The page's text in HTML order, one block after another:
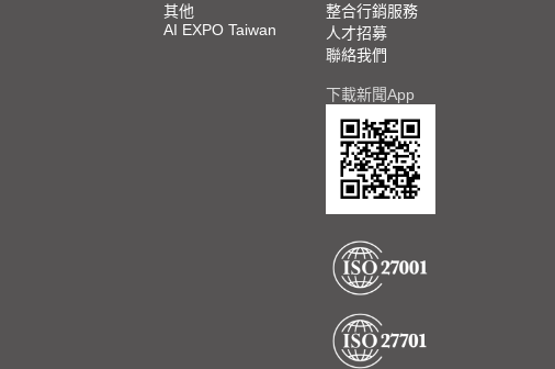
其他
AI EXPO Taiwan
整合行銷服務
人才招募
聯絡我們
下載新聞App